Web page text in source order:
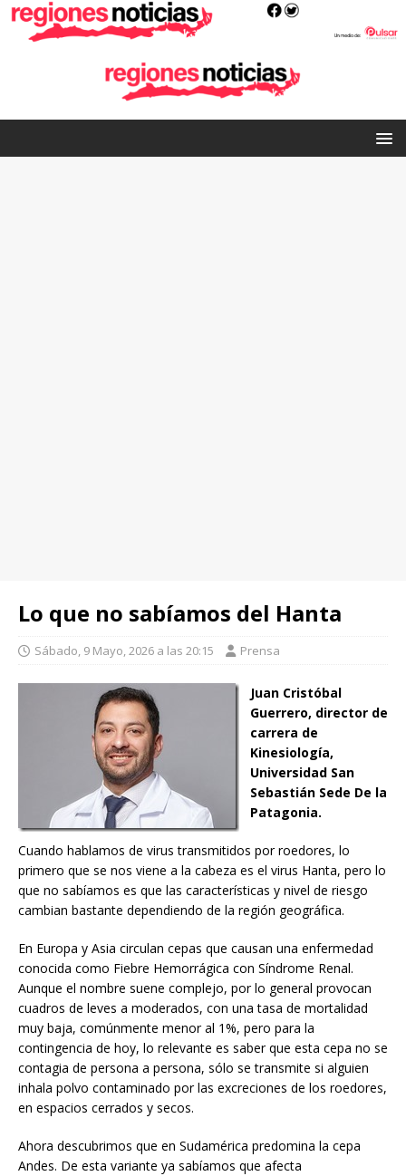
Lo que no sabíamos del Hanta
Sábado, 9 Mayo, 2026 a las 20:15 Prensa
Juan Cristóbal
Guerrero, director de
carrera de
Kinesiología,
Universidad San
Sebastián Sede De la
Patagonia.
Cuando hablamos de virus transmitidos por roedores, lo
primero que se nos viene a la cabeza es el virus Hanta, pero lo
que no sabíamos es que las características y nivel de riesgo
cambian bastante dependiendo de la región geográfica.
En Europa y Asia circulan cepas que causan una enfermedad
conocida como Fiebre Hemorrágica con Síndrome Renal.
Aunque el nombre suene complejo, por lo general provocan
cuadros de leves a moderados, con una tasa de mortalidad
muy baja, comúnmente menor al 1%, pero para la
contingencia de hoy, lo relevante es saber que esta cepa no se
contagia de persona a persona, sólo se transmite si alguien
inhala polvo contaminado por las excreciones de los roedores,
en espacios cerrados y secos.
Ahora descubrimos que en Sudamérica predomina la cepa
Andes. De esta variante ya sabíamos que afecta